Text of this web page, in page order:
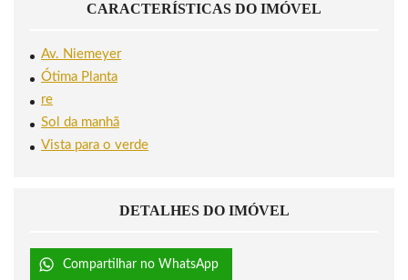
CARACTERÍSTICAS DO IMÓVEL
Av. Niemeyer
Ótima Planta
re
Sol da manhã
Vista para o verde
DETALHES DO IMÓVEL
Compartilhar no WhatsApp